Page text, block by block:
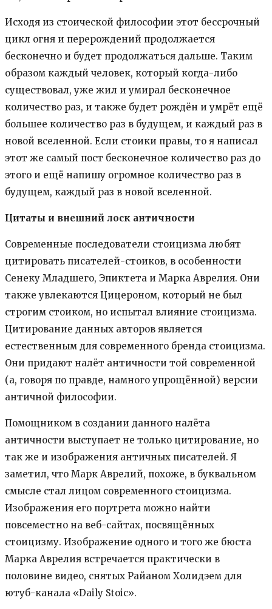
Исходя из стоической философии этот бессрочный
цикл огня и перерождений продолжается
бесконечно и будет продолжаться дальше. Таким
образом каждый человек, который когда-либо
существовал, уже жил и умирал бесконечное
количество раз, и также будет рождён и умрёт ещё
большее количество раз в будущем, и каждый раз в
новой вселенной. Если стоики правы, то я написал
этот же самый пост бесконечное количество раз до
этого и ещё напишу огромное количество раз в
будущем, каждый раз в новой вселенной.
Цитаты и внешний лоск античности
Современные последователи стоицизма любят
цитировать писателей-стоиков, в особенности
Сенеку Младшего, Эпиктета и Марка Аврелия. Они
также увлекаются Цицероном, который не был
строгим стоиком, но испытал влияние стоицизма.
Цитирование данных авторов является
естественным для современного бренда стоицизма.
Они придают налёт античности той современной
(а, говоря по правде, намного упрощённой) версии
античной философии.
Помощником в создании данного налёта
античности выступает не только цитирование, но
так же и изображения античных писателей. Я
заметил, что Марк Аврелий, похоже, в буквальном
смысле стал лицом современного стоицизма.
Изображения его портрета можно найти
повсеместно на веб-сайтах, посвящённых
стоицизму. Изображение одного и того же бюста
Марка Аврелия встречается практически в
половине видео, снятых Райаном Холидэем для
ютуб-канала «Daily Stoic».